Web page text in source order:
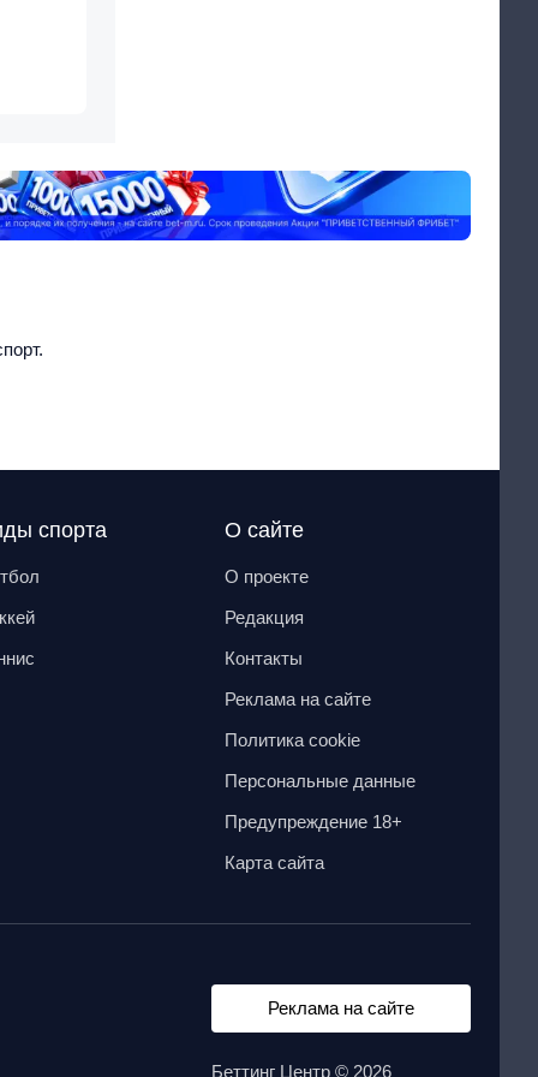
спорта О сайте
О проекте
Редакция
Контакты
Реклама на сайте
Политика cookie
Персональные данные
Предупреждение 18+
Карта сайта
Реклама на сайте
Беттинг Центр © 2026